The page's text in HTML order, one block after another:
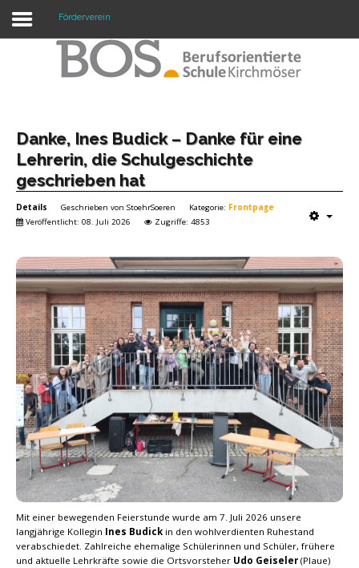
Warning: "continue" targeting switch is equivalent
Home
Profil
Termine
Mitwirkung
Kontakt
Förderverein
Danke, Ines Budick – Danke für eine
Lehrerin, die Schulgeschichte
geschrieben hat
Details Geschrieben von StoehrSoeren Kategorie: Frontpage
Veröffentlicht: 08. Juli 2026
Zugriffe: 4853
Mit einer bewegenden Feierstunde wurde am 7. Juli 2026 unsere
langjährige Kollegin Ines Budick in den wohlverdienten Ruhestand
verabschiedet. Zahlreiche ehemalige Schülerinnen und Schüler, frühere
und aktuelle Lehrkräfte sowie die Ortsvorsteher Udo Geiseler (Plaue)